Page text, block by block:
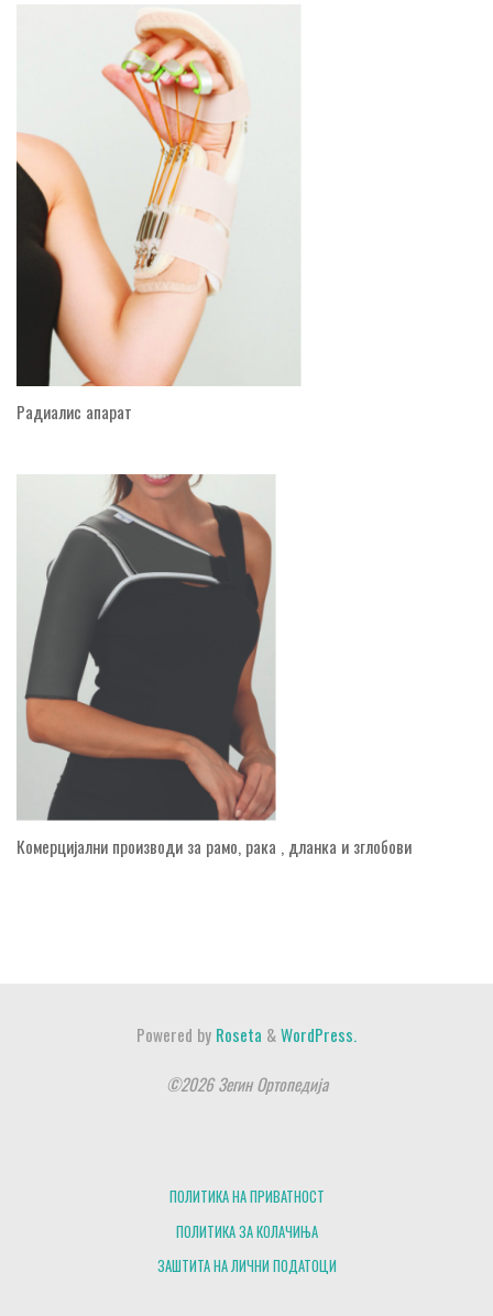
Радиалис апарат
Комерцијални производи за рамо, рака , дланка и зглобови
Powered by Roseta &WordPress.
©2026 Зегин Ортопедија
ПОЛИТИКА НА ПРИВАТНОСТ
ПОЛИТИКА ЗА КОЛАЧИЊА
ЗАШТИТА НА ЛИЧНИ ПОДАТОЦИ